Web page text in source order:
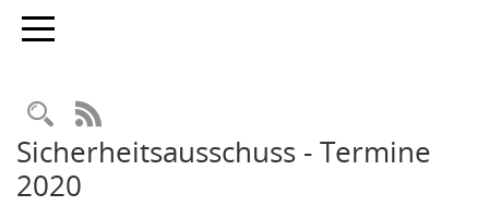
Toggle navigation
Rechercheauswahl
RSS-Feed
Sicherheitsausschuss - Termine
2020